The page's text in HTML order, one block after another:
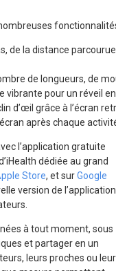
de la distance
de longueurs, de
vibrante pour un réveil
d’œil grâce à l’écran
après chaque
l’application gratuite
dédiée au grand
Store, et surGoogle
version de l’application
à tout moment, sous
et partager en un
leurs proches ou leur